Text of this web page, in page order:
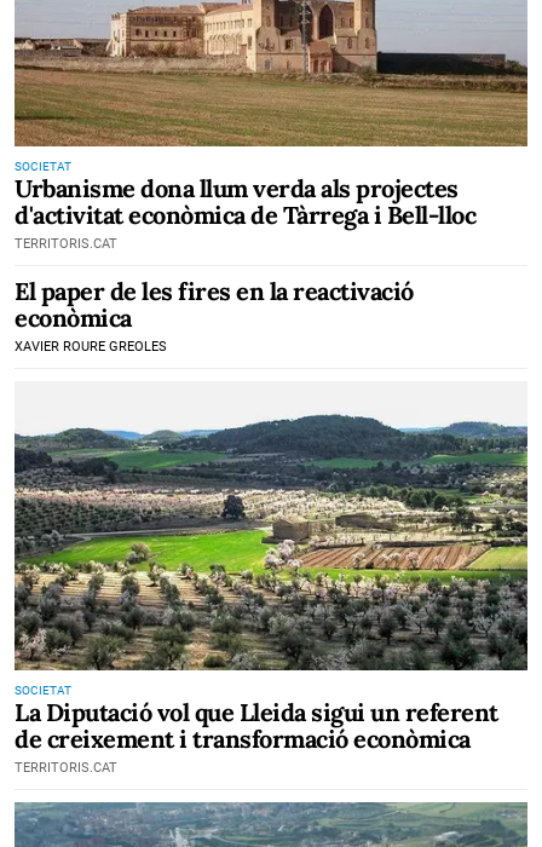
SOCIETAT
Urbanisme dona llum verda als projectes
d'activitat econòmica de Tàrrega i Bell-lloc
TERRITORIS.CAT
El paper de les fires en la reactivació
econòmica
XAVIER ROURE GREOLES
SOCIETAT
La Diputació vol que Lleida sigui un referent
de creixement i transformació econòmica
TERRITORIS.CAT